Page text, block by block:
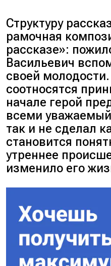
Структуру
рамочная
рассказе»:
Васильевич
своей
соотносятся
начале герой
всеми
так и не сделал
становится
утреннее
изменило его